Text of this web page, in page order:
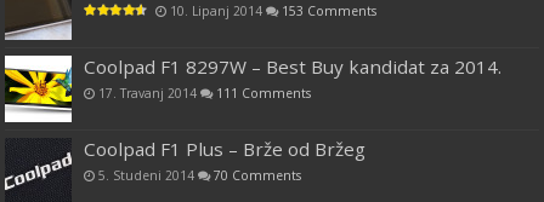
10. Lipanj 2014 153 Comments
Coolpad F1 8297W – Best Buy kandidat za 2014.
17. Travanj 2014 111 Comments
Coolpad F1 Plus – Brže od Bržeg
5. Studeni 2014 70 Comments